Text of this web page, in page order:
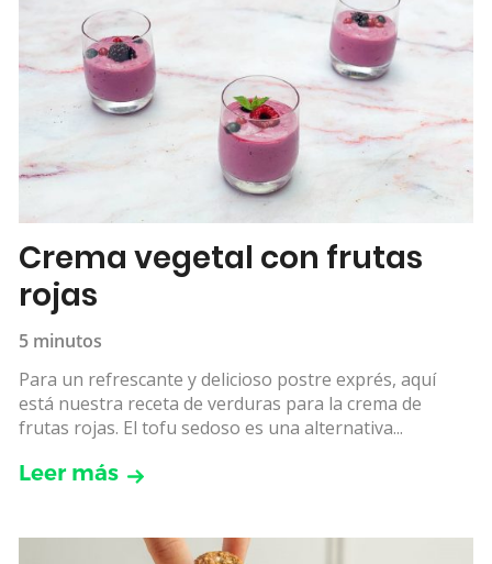
Crema vegetal con frutas
rojas
5 minutos
Para un refrescante y delicioso postre exprés, aquí
está nuestra receta de verduras para la crema de
frutas rojas. El tofu sedoso es una alternativa...
Leer más